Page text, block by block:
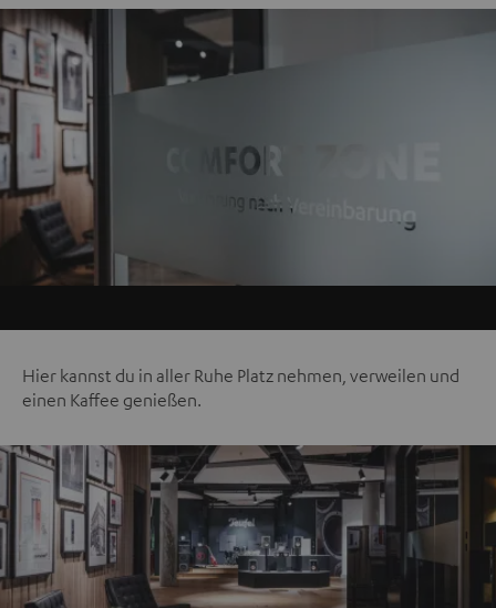
Hier kannst du in aller Ruhe Platz nehmen, verweilen und
einen Kaffee genießen.